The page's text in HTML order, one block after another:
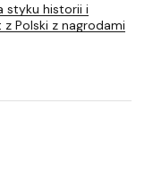
styku historii i
Polski z nagrodami